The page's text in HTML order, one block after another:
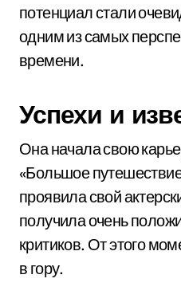
потенциал стали
одним из самых
времени.
Успехи и
Она начала свою
«Большое
проявила свой
получила очень
критиков. От этого
в гору.